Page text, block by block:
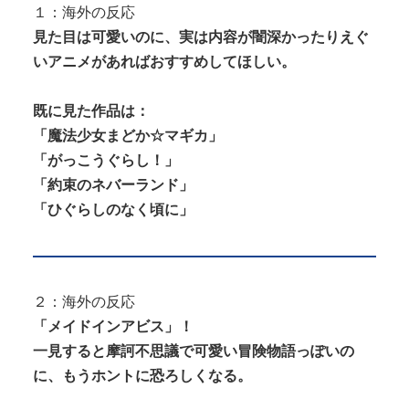
る！人生最後のラスト写真集、最...
Powered by livedoor 相互RSS
１：海外の反応
見た目は可愛いのに、実は内容が闇深かったりえぐ
いアニメがあればおすすめしてほしい。
既に見た作品は：
「魔法少女まどか☆マギカ」
「がっこうぐらし！」
「約束のネバーランド」
「ひぐらしのなく頃に」
２：海外の反応
「メイドインアビス」！
一見すると摩訶不思議で可愛い冒険物語っぽいの
に、もうホントに恐ろしくなる。